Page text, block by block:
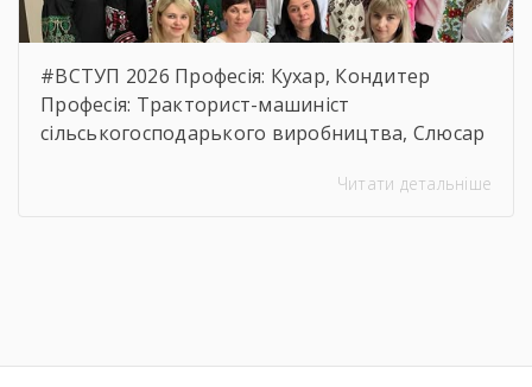
#ВСТУП 2026 Професія: Кухар, Кондитер
Професія: Тракторист-машиніст
сільськогосподарького виробництва, Слюсар
устаткування, водій автотранспортних
Читати детальніше